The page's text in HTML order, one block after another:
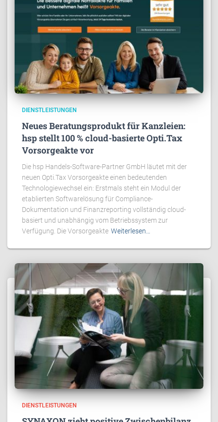
DIENSTLEISTUNGEN
Neues Beratungsprodukt für Kanzleien:
hsp stellt 100 % cloud-basierte Opti.Tax
Vorsorgeakte vor
Die hsp Handels-Software-Partner GmbH läutet mit der
neuen Opti.Tax Vorsorgeakte einen bedeutenden
Technologiewechsel ein: Erstmals steht ein Modul der
etablierten Softwarelösung für Compliance-
Dokumentation und Finanzreporting vollständig cloud-
basiert und unabhängig vom Betriebssystem zur
Verfügung. Die Vorsorgeakte Weiterlesen…
DIENSTLEISTUNGEN